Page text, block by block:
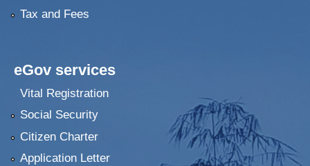
Tax and Fees
eGov services
Vital Registration
Social Security
Citizen Charter
Application Letter